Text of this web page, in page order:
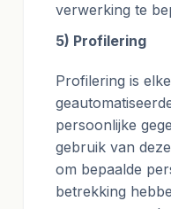
verwerking te
5) Profilering
Profilering is
persoonlijke
gebruik van
om bepaalde
betrekking